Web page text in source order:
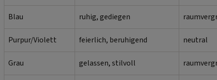
Blau ruhig, gediegen
Purpur/Violett feierlich, beruhigend neutral
Grau gelassen, stilvoll